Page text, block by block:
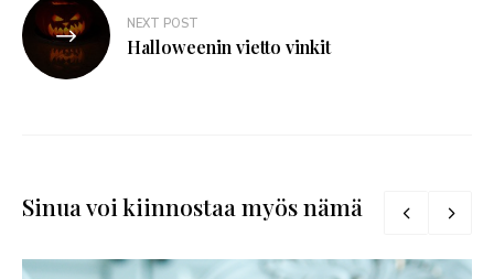
NEXT POST
Halloweenin vietto vinkit
Sinua voi kiinnostaa myös nämä